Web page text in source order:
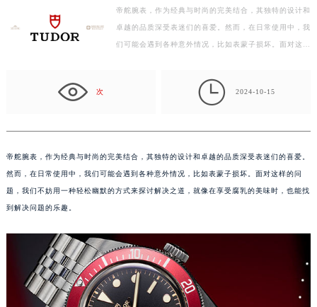
帝舵腕表，作为经典与时尚的完美结合，其独特的设计和
卓越的品质深受表迷们的喜爱。然而，在日常使用中，我
们可能会遇到各种意外情况，比如表蒙子损坏。面对这样
次  2024-10-15
帝舵腕表，作为经典与时尚的完美结合，其独特的设计和卓越的品质深受表迷们的喜爱。
然而，在日常使用中，我们可能会遇到各种意外情况，比如表蒙子损坏。面对这样的问
题，我们不妨用一种轻松幽默的方式来探讨解决之道，就像在享受腐乳的美味时，也能找
到解决问题的乐趣。